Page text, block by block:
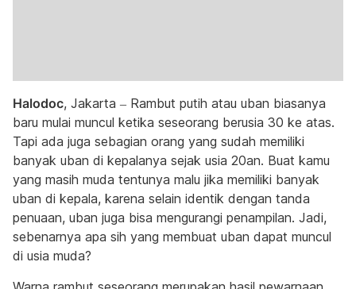
Halodoc, Jakarta – Rambut putih atau uban biasanya
baru mulai muncul ketika seseorang berusia 30 ke atas.
Tapi ada juga sebagian orang yang sudah memiliki
banyak uban di kepalanya sejak usia 20an. Buat kamu
yang masih muda tentunya malu jika memiliki banyak
uban di kepala, karena selain identik dengan tanda
penuaan, uban juga bisa mengurangi penampilan. Jadi,
sebenarnya apa sih yang membuat uban dapat muncul
di usia muda?